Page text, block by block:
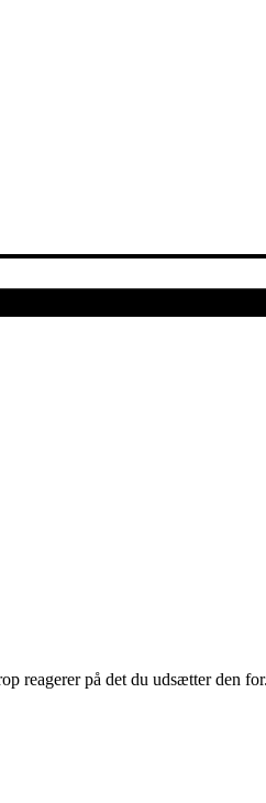
reagerer på det du udsætter den